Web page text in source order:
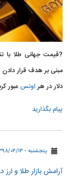
?قیمت جهانی طلا با
دلار در هراونسعبور
پیام بگذارید
پنجشنبه - ۱۳۹۸/۰۴/۱۳ - ۱۶:۵۹
آرامش بازار طلا و ارز